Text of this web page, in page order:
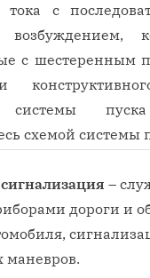
тока с
с шестеренным
системы
схемой системы
–
дороги и